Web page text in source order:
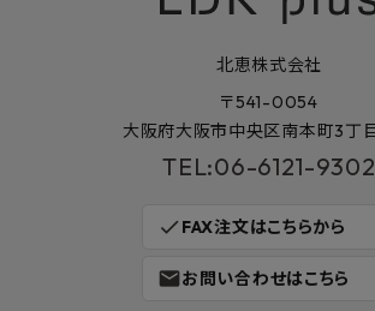
北恵株式会社
〒541-0054
大阪府大阪市中央区南本町3丁
TEL:06-6121-9302
check FAX注文はこちらから
mailお問い合わせはこちら